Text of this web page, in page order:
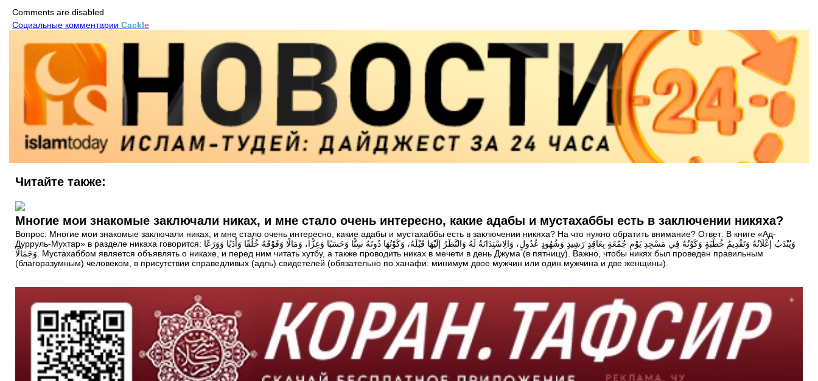
Comments are disabled
Социальные комментарии Cackle
Читайте также:
Многие мои знакомые заключали никах, и мне стало очень интересно, какие адабы и мустахаббы есть в заключении никяха?
Вопрос: Многие мои знакомые заключали никах, и мне стало очень интересно, какие адабы и мустахаббы есть в заключении никяха? На что нужно обратить внимание? Ответ: В книге «Ад-
Дурруль-Мухтар» в разделе никаха говорится: وَيُنْدَبُ إعْلَانُهُ وَتَقْدِيمُ خُطْبَةٍ وَكَوْنُهُ فِي مَسْجِدِ يَوْمِ جُمُعَةٍ بِعَاقِدٍ رَشِيدٍ وَشُهُودٍ عُدُولٍ، وَالِاسْتِدَانَةُ لَهُ وَالنَّظَرُ إلَيْهَا قَبْلَهُ، وَكَوْنُهَا دُونَهُ سِنًّا وَحَسَبًا وَعِزًّا، وَمَالًا وَفَوْقَهُ خُلُقًا وَأَدَبًا وَوَرَعًا
وَجَمَالًا. Мустахаббом является объявлять о никахе, и перед ним читать хутбу, а также проводить никах в мечети в день Джума (в пятницу). Важно, чтобы никях был проведен правильным
(благоразумным) человеком, в присутствии справедливых (адль) свидетелей (обязательно по ханафи: минимум двое мужчин или один мужчина и две женщины).